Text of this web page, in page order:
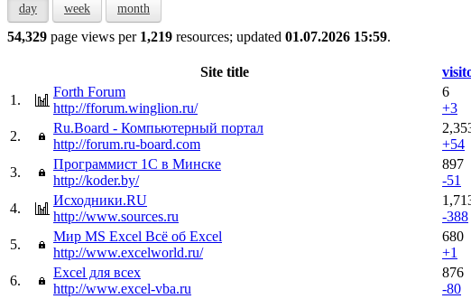
day week month
54,329 page views per 1,219 resources; updated 01.07.2026 15:59.
Site title
1.
Forth Forum
http://fforum.winglion.ru/
6
+3
2.
Ru.Board - Компьютерный портал
http://forum.ru-board.com
+54
3.
Программист 1С в Минске
http://koder.by/
897
-51
4.
Исходники.RU
http://www.sources.ru
-388
5.
Мир MS Excel Всё об Excel
http://www.excelworld.ru/
680
+1
6.
Excel для всех
http://www.excel-vba.ru
876
-80